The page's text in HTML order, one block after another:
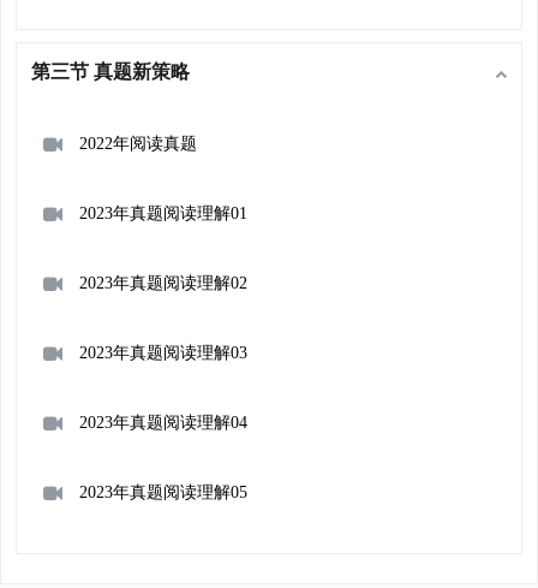
第三节 真题新策略
2022年阅读真题
2023年真题阅读理解01
2023年真题阅读理解02
2023年真题阅读理解03
2023年真题阅读理解04
2023年真题阅读理解05